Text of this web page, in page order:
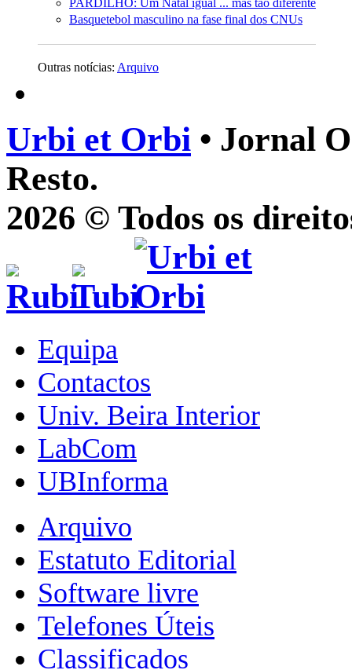
PARDILHÓ: Um Natal igual ... mas tão diferente
Basquetebol masculino na fase final dos CNUs
Outras notícias: Arquivo
Urbi et Orbi • Jornal
Resto.
2026 © Todos os
Equipa
Contactos
Univ. Beira Interior
LabCom
UBInforma
Arquivo
Estatuto Editorial
Software livre
Telefones Úteis
Classificados